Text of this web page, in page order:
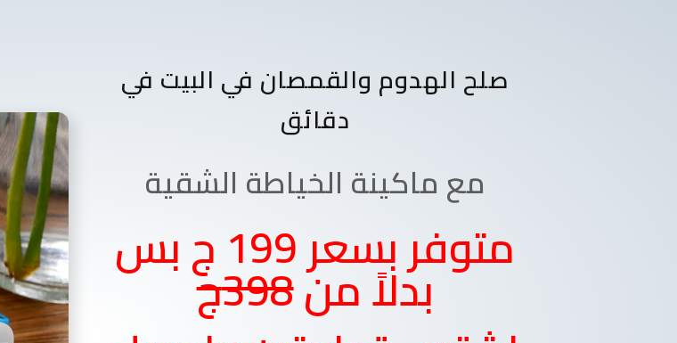
صلح الهدوم والقمصان في البيت في
دقائق
مع ماكينة الخياطة الشقية
متوفر بسعر 199 ج بس
بدلاً من398ج